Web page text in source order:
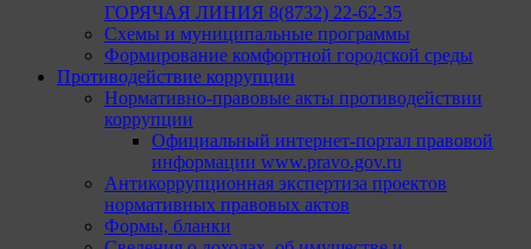
ГОРЯЧАЯ ЛИНИЯ 8(8732) 22-62-35
Схемы и муниципальные программы
Формирование комфортной городской среды
Противодействие коррупции
Нормативно-правовые акты противодействии
коррупции
Официальный интернет-портал правовой
информации www.pravo.gov.ru
Антикоррупционная экспертиза проектов
нормативных правовых актов
Формы, бланки